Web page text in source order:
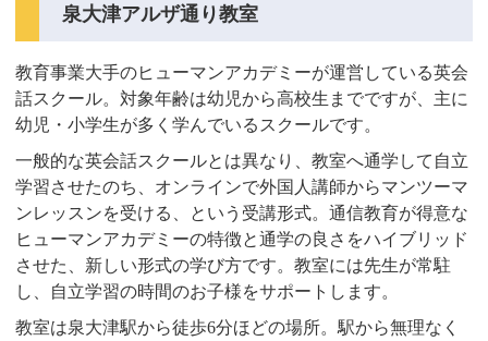
泉大津アルザ通り教室
教育事業大手のヒューマンアカデミーが運営している英会
話スクール。対象年齢は幼児から高校生までですが、主に
幼児・小学生が多く学んでいるスクールです。
一般的な英会話スクールとは異なり、教室へ通学して自立
学習させたのち、オンラインで外国人講師からマンツーマ
ンレッスンを受ける、という受講形式。通信教育が得意な
ヒューマンアカデミーの特徴と通学の良さをハイブリッド
させた、新しい形式の学び方です。教室には先生が常駐
し、自立学習の時間のお子様をサポートします。
教室は泉大津駅から徒歩6分ほどの場所。駅から無理なく